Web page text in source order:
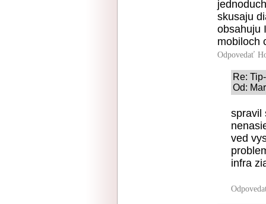
skusaju
obsahuju
mobiloch
Odpovedať
Re:
Od:
spravil
ved
infra